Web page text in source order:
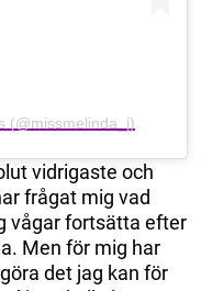
(@missmelinda_j)
vidrigaste och
frågat mig vad
vågar fortsätta efter
Men för mig har
det jag kan för